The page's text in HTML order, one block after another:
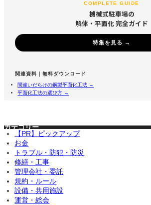
COMPLETE GUIDE
機械式駐車場の
解体・平面化 完全ガイド
特集を見る →
関連資料｜無料ダウンロード
間違いだらけの鋼製平面化工法 →
平面化工法の選び方 →
カテゴリー
【PR】ピックアップ
お金
トラブル・防犯・防災
修繕・工事
管理会社・委託
規約・ルール
設備・共用施設
運営・総会